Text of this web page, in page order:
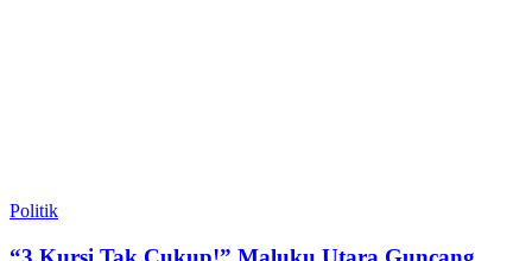
Politik